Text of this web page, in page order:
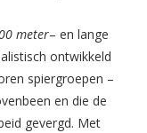
meter– en lange
ontwikkeld
spiergroepen –
en die de
gevergd. Met